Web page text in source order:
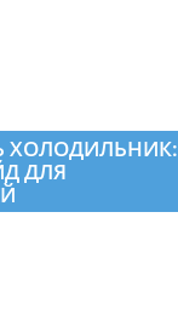
ХОЛОДИЛЬНИК:
ДЛЯ